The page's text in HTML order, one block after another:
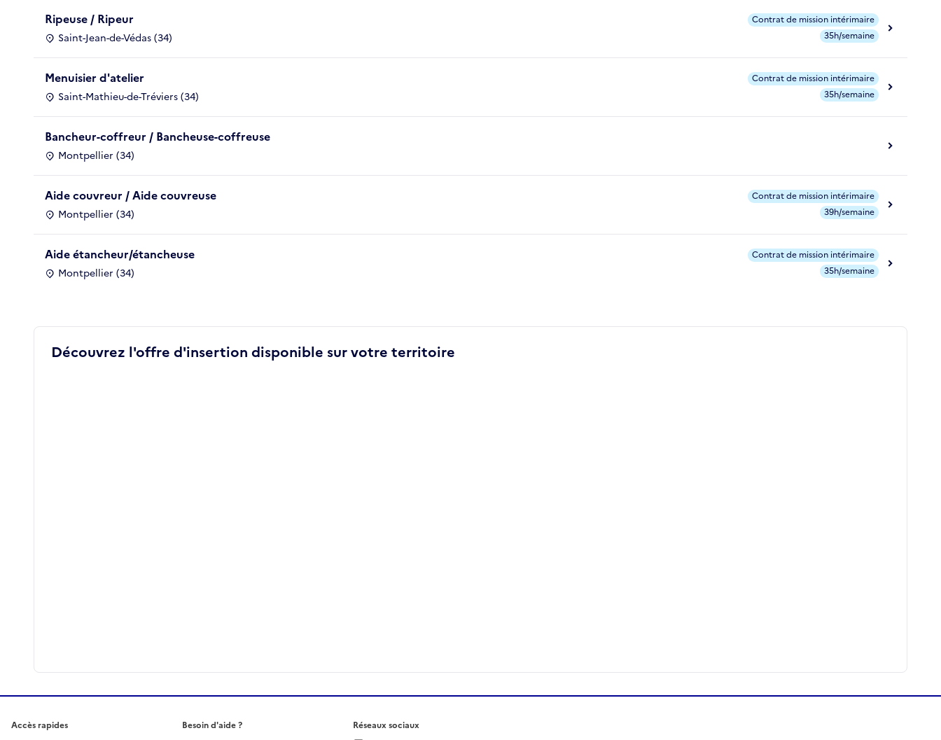
Ripeuse / Ripeur
Saint-Jean-de-Védas (34)
Contrat de mission intérimaire
35h/semaine
Menuisier d'atelier
Saint-Mathieu-de-Tréviers (34)
Contrat de mission intérimaire
35h/semaine
Bancheur-coffreur / Bancheuse-coffreuse
Montpellier (34)
Aide couvreur / Aide couvreuse
Montpellier (34)
Contrat de mission intérimaire
39h/semaine
Aide étancheur/étancheuse
Montpellier (34)
Contrat de mission intérimaire
35h/semaine
Découvrez l'offre d'insertion disponible sur votre territoire
Accès rapides
Besoin d'aide ?
Réseaux sociaux